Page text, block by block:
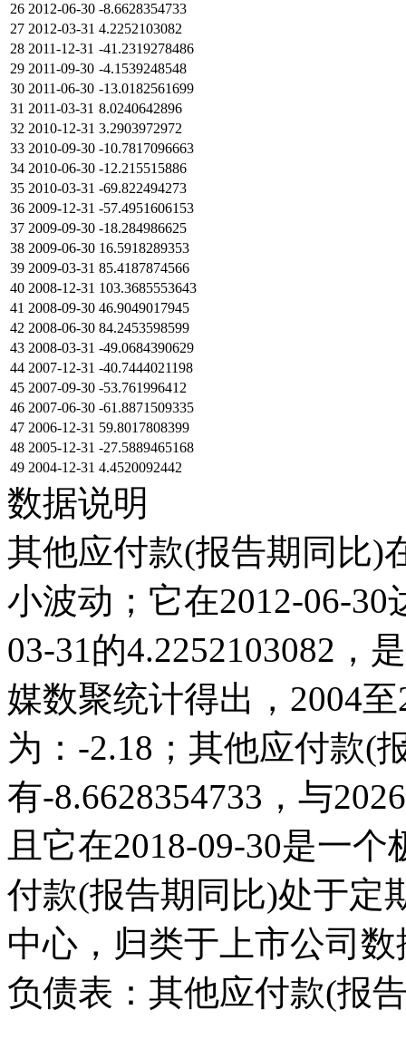
26 2012-06-30 -8.6628354733
27 2012-03-31 4.2252103082
28 2011-12-31 -41.2319278486
29 2011-09-30 -4.1539248548
30 2011-06-30 -13.0182561699
31 2011-03-31 8.0240642896
32 2010-12-31 3.2903972972
33 2010-09-30 -10.7817096663
34 2010-06-30 -12.215515886
35 2010-03-31 -69.822494273
36 2009-12-31 -57.4951606153
37 2009-09-30 -18.284986625
38 2009-06-30 16.5918289353
39 2009-03-31 85.4187874566
40 2008-12-31 103.3685553643
41 2008-09-30 46.9049017945
42 2008-06-30 84.2453598599
43 2008-03-31 -49.0684390629
44 2007-12-31 -40.7444021198
45 2007-09-30 -53.761996412
46 2007-06-30 -61.8871509335
47 2006-12-31 59.8017808399
48 2005-12-31 -27.5889465168
49 2004-12-31 4.4520092442
数据说明
其他应付款(报告期同比)
小波动；它在2012-06-30
03-31的4.2252103082，
媒数聚统计得出，2004
为：-2.18；其他应付款(
有-8.6628354733，与
且它在2018-09-30是一
付款(报告期同比)处于定
中心，归类于上市公司
负债表：其他应付款(报